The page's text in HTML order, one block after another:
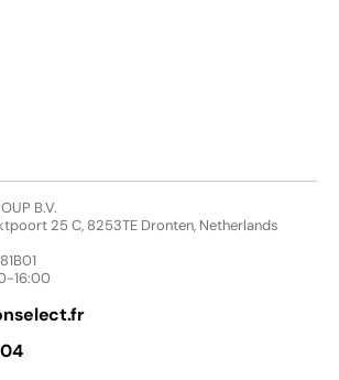
B.V.
25 C, 8253TE Dronten, Netherlands
16:00